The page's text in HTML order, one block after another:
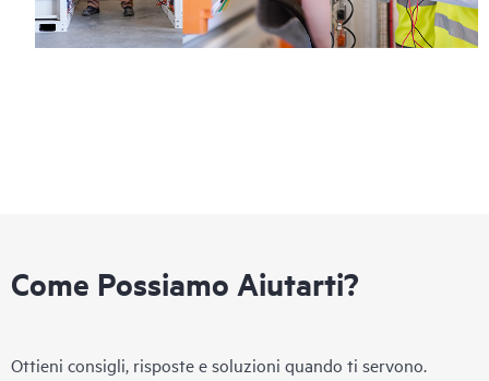
Come Possiamo Aiutarti?
Ottieni consigli, risposte e soluzioni quando ti servono.